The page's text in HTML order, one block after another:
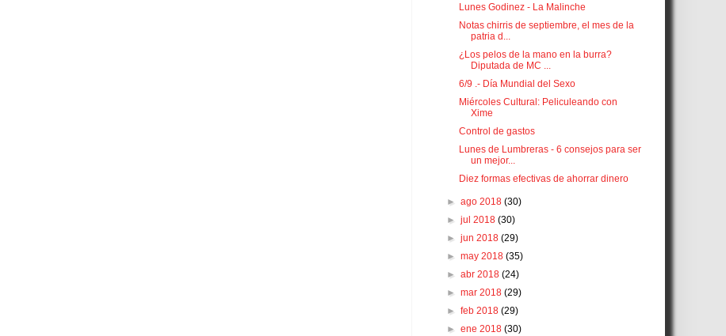
Lunes Godinez - La Malinche
Notas chirris de septiembre, el mes de la
patria d...
¿Los pelos de la mano en la burra?
Diputada de MC ...
6/9 .- Día Mundial del Sexo
Miércoles Cultural: Peliculeando con
Xime
Control de gastos
Lunes de Lumbreras - 6 consejos para ser
un mejor...
Diez formas efectivas de ahorrar dinero
►ago 2018(30)
►jul 2018(30)
►jun 2018(29)
►may 2018(35)
►abr 2018(24)
►mar 2018(29)
►feb 2018(29)
►ene 2018(30)